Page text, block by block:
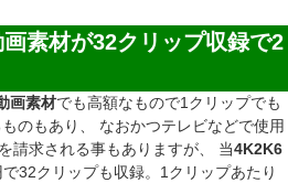
素材が32クリップ収録で2
画素材でも高額なもので1クリップでも
のもあり、 なおかつテレビなどで使用
請求される事もありますが、 当4K2K6
32クリップも収録。1クリップあたり